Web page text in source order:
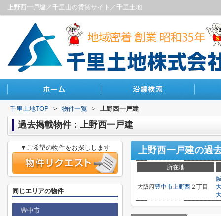
上野西一戸建／千里山の賃貸サイト／千里土地
千里土地TOP > 物件一覧 > 上野西一戸建
過去掲載物件：上野西一戸建
上野西一戸建の過
所在地
大阪府豊中市上野西 ２丁目
▼ご希望の物件をお探しします
同じエリアの物件
豊中市